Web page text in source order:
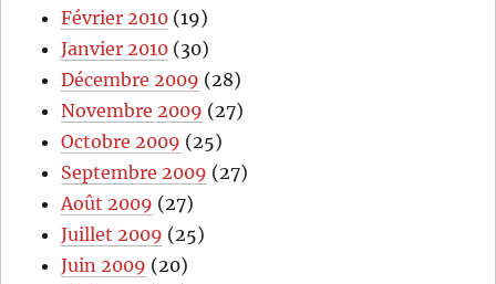
Février 2010 (19)
Janvier 2010 (30)
Décembre 2009 (28)
Novembre 2009 (27)
Octobre 2009 (25)
Septembre 2009 (27)
Août 2009 (27)
Juillet 2009 (25)
Juin 2009 (20)